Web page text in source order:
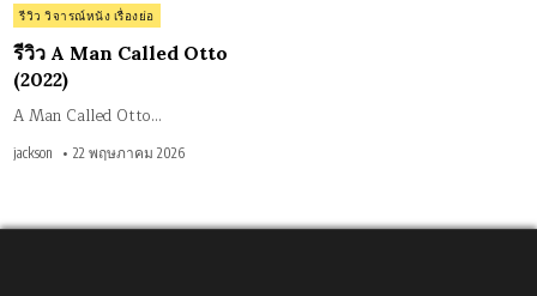
Posted
in
รีวิว วิจารณ์หนัง เรื่องย่อ
รีวิว A Man Called Otto
(2022)
A Man Called Otto…
jackson 22 พฤษภาคม 2026